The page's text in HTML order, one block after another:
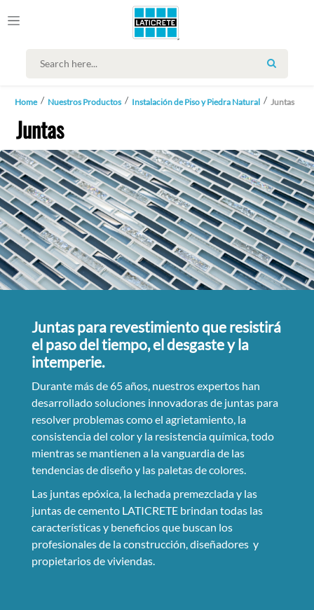
SEARCH
Home Nuestros Productos Instalación de Piso y Piedra Natural Juntas
Juntas
Juntas para revestimiento que resistirá
el paso del tiempo, el desgaste y la
intemperie.
Durante más de 65 años, nuestros expertos han
desarrollado soluciones innovadoras de juntas para
resolver problemas como el agrietamiento, la
consistencia del color y la resistencia química, todo
mientras se mantienen a la vanguardia de las
tendencias de diseño y las paletas de colores.
Las juntas epóxica, la lechada premezclada y las
juntas de cemento LATICRETE brindan todas las
características y beneficios que buscan los
profesionales de la construcción, diseñadores y
propietarios de viviendas.